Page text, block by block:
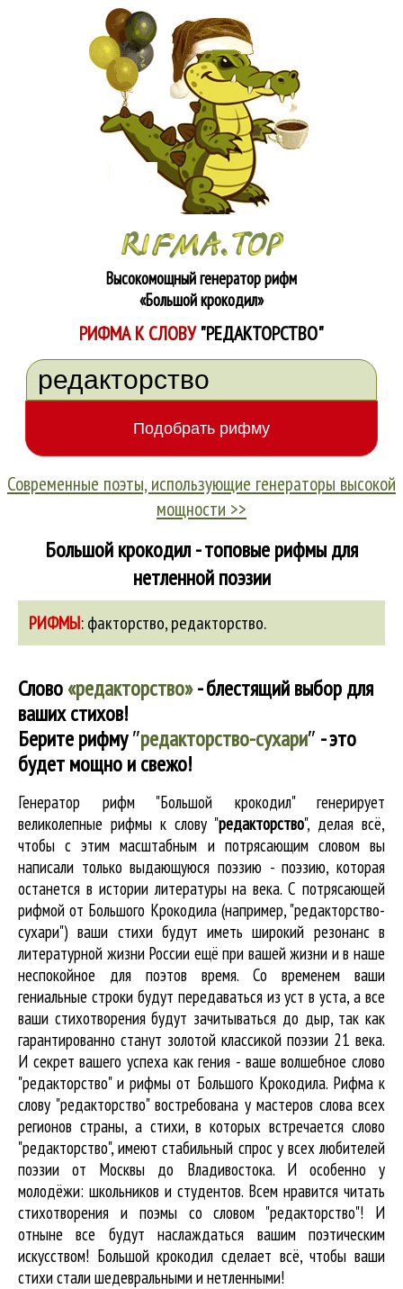
Высокомощный генератор рифм
«Большой крокодил»
РИФМА К СЛОВУ"РЕДАКТОРСТВО"
Современные поэты, использующие генераторы высокой
мощности >>
Большой крокодил - топовые рифмы для
нетленной поэзии
РИФМЫ:факторство,редакторство.
Слово«редакторство»- блестящий выбор для
ваших стихов!
Берите рифму″редакторство-сухари″ - это
будет мощно и свежо!
Генератор рифм "Большой крокодил" генерирует
великолепные рифмы к слову "редакторство", делая всё,
чтобы с этим масштабным и потрясающим словом вы
написали только выдающуюся поэзию - поэзию, которая
останется в истории литературы на века. С потрясающей
рифмой от Большого Крокодила (например, "редакторство-
сухари") ваши стихи будут иметь широкий резонанс в
литературной жизни России ещё при вашей жизни и в наше
неспокойное для поэтов время. Со временем ваши
гениальные строки будут передаваться из уст в уста, а все
ваши стихотворения будут зачитываться до дыр, так как
гарантированно станут золотой классикой поэзии 21 века.
И секрет вашего успеха как гения - ваше волшебное слово
"редакторство" и рифмы от Большого Крокодила. Рифма к
слову "редакторство" востребована у мастеров слова всех
регионов страны, а стихи, в которых встречается слово
"редакторство", имеют стабильный спрос у всех любителей
поэзии от Москвы до Владивостока. И особенно у
молодёжи: школьников и студентов. Всем нравится читать
стихотворения и поэмы со словом "редакторство"! И
отныне все будут наслаждаться вашим поэтическим
искусством! Большой крокодил cделает всё, чтобы ваши
стихи стали шедевральными и нетленными!